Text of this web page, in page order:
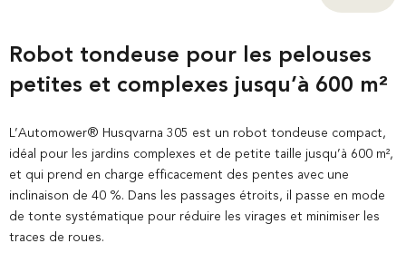
Robot tondeuse pour les pelouses
petites et complexes jusqu’à 600 m²
L’Automower® Husqvarna 305 est un robot tondeuse compact,
idéal pour les jardins complexes et de petite taille jusqu’à 600 m²,
et qui prend en charge efficacement des pentes avec une
inclinaison de 40 %. Dans les passages étroits, il passe en mode
de tonte systématique pour réduire les virages et minimiser les
traces de roues.